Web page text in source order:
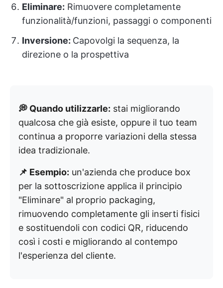
Eliminare: Rimuovere completamente
funzionalità/funzioni, passaggi o componenti
Inversione: Capovolgi la sequenza, la
direzione o la prospettiva
💭 Quando utilizzarle: stai migliorando
qualcosa che già esiste, oppure il tuo team
continua a proporre variazioni della stessa
idea tradizionale.
📌 Esempio: un'azienda che produce box
per la sottoscrizione applica il principio
"Eliminare" al proprio packaging,
rimuovendo completamente gli inserti fisici
e sostituendoli con codici QR, riducendo
così i costi e migliorando al contempo
l'esperienza del cliente.